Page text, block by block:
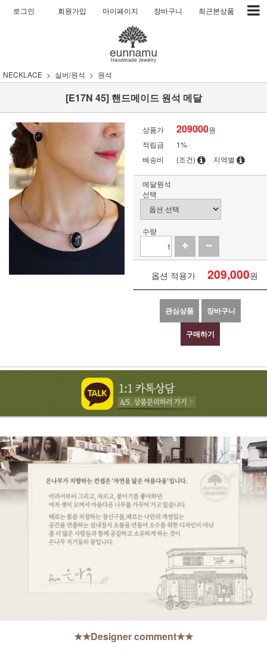
로그인 회원가입 마이페이지 장바구니 최근본상품
NECKLACE 실버/원석 원석
[E17N 45] 핸드메이드 원석 메달
상품가 209000원
적립금
1%
배송비
(조건) 지역별
메달원석
선택
수량
옵션 적용가 209,000원
관심상품 장바구니
구매하기
★★Designer comment★★